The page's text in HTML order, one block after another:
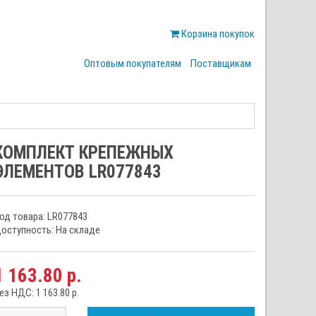
Корзина покупок
Оптовым покупателям Поставщикам
КРЕПЕЖНЫХ
LR077843
товара: LR077843
На складе
163.80 р.
НДС: 1 163.80 р.